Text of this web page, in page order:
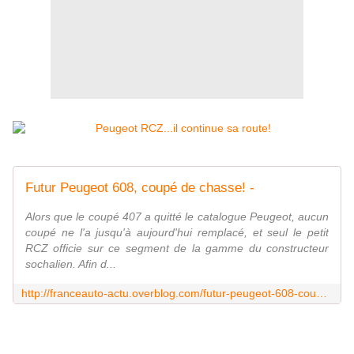
Futur Peugeot 608, coupé de chasse! -
Alors que le coupé 407 a quitté le catalogue Peugeot, aucun
coupé ne l'a jusqu'à aujourd'hui remplacé, et seul le petit
RCZ officie sur ce segment de la gamme du constructeur
sochalien. Afin d...